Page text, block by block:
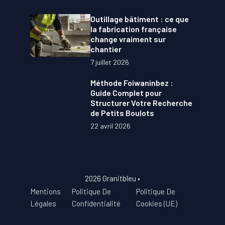
Outillage bâtiment : ce que
la fabrication française
change vraiment sur
chantier
7 juillet 2026
Méthode Foiwaninbez :
Guide Complet pour
Structurer Votre Recherche
de Petits Boulots
22 avril 2026
2026 Granitbleu •
Mentions
Légales
Politique De
Confidentialité
Politique De
Cookies (UE)